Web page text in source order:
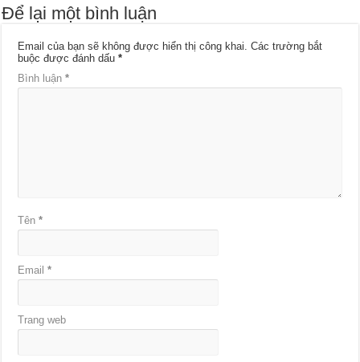
Để lại một bình luận
Email của bạn sẽ không được hiển thị công khai.
Các trường bắt
buộc được đánh dấu*
Bình luận*
Tên*
Email*
Trang web